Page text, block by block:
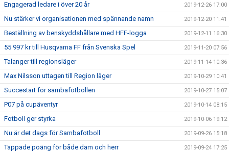
Engagerad ledare i över 20 år 2019-12-26 17:00
Nu stärker vi organisationen med spännande namn 2019-12-20 11:41
Beställning av benskyddshållare med HFF-logga 2019-12-11 16:30
55 997 kr till Husqvarna FF från Svenska Spel 2019-11-20 07:56
Talanger till regionsläger 2019-11-14 10:36
Max Nilsson uttagen till Region läger 2019-10-29 10:41
Succestart för sambafotbollen 2019-10-27 15:07
P07 på cupäventyr 2019-10-14 08:15
Fotboll ger styrka 2019-10-06 19:12
Nu är det dags för Sambafotboll 2019-09-26 15:18
Tappade poäng för både dam och herr 2019-09-24 17:25